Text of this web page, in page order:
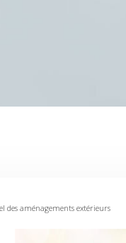
des aménagements extérieurs